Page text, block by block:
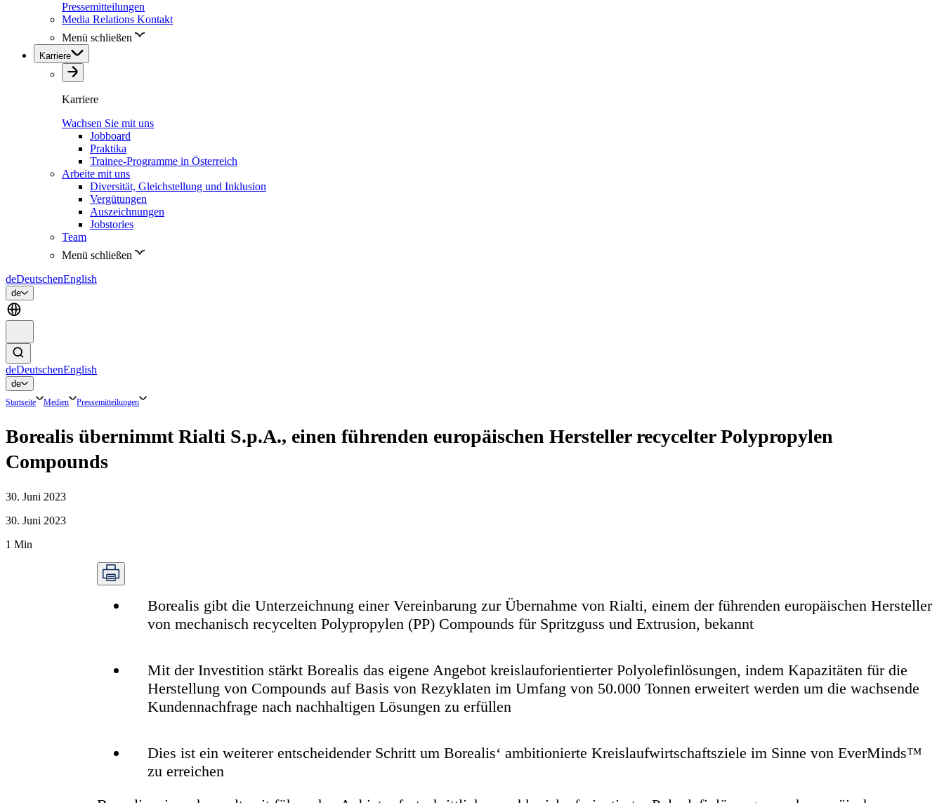
Pressemitteilungen
Media Relations Kontakt
Menü schließen
Karriere
Karriere
Wachsen Sie mit uns
Jobboard
Praktika
Trainee-Programme in Österreich
Arbeite mit uns
Diversität, Gleichstellung und Inklusion
Vergütungen
Auszeichnungen
Jobstories
Team
Menü schließen
deDeutschenEnglish
de
deDeutschenEnglish
de
Startseite Medien Pressemitteilungen
Borealis übernimmt Rialti S.p.A., einen führenden europäischen Hersteller recycelter Polypropylen
Compounds
30. Juni 2023
30. Juni 2023
1 Min
Borealis gibt die Unterzeichnung einer Vereinbarung zur Übernahme von Rialti, einem der führenden europäischen Hersteller
von mechanisch recycelten Polypropylen (PP) Compounds für Spritzguss und Extrusion, bekannt
Mit der Investition stärkt Borealis das eigene Angebot kreislauforientierter Polyolefinlösungen, indem Kapazitäten für die
Herstellung von Compounds auf Basis von Rezyklaten im Umfang von 50.000 Tonnen erweitert werden um die wachsende
Kundennachfrage nach nachhaltigen Lösungen zu erfüllen
Dies ist ein weiterer entscheidender Schritt um Borealis‘ ambitionierte Kreislaufwirtschaftsziele im Sinne von EverMinds™
zu erreichen